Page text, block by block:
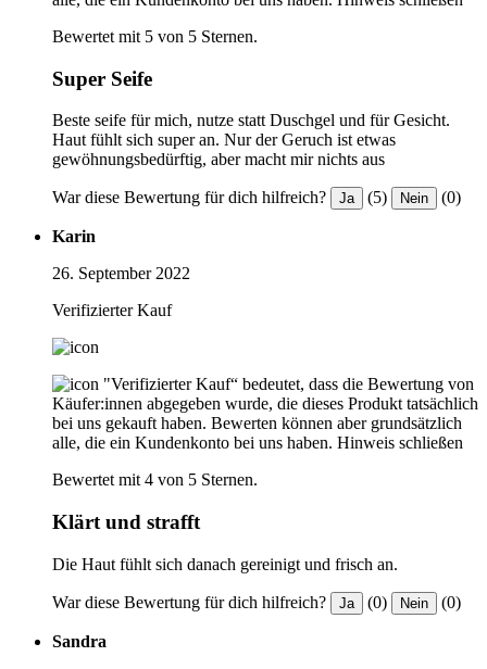
Bewertet mit 5 von 5 Sternen.
Super Seife
Beste seife für mich, nutze statt Duschgel und für Gesicht.
Haut fühlt sich super an. Nur der Geruch ist etwas
gewöhnungsbedürftig, aber macht mir nichts aus
War diese Bewertung für dich hilfreich? Ja (5) Nein (0)
Karin
26. September 2022
Verifizierter Kauf
"Verifizierter Kauf“ bedeutet, dass die Bewertung von
Käufer:innen abgegeben wurde, die dieses Produkt tatsächlich
bei uns gekauft haben. Bewerten können aber grundsätzlich
alle, die ein Kundenkonto bei uns haben. Hinweis schließen
Bewertet mit 4 von 5 Sternen.
Klärt und strafft
Die Haut fühlt sich danach gereinigt und frisch an.
War diese Bewertung für dich hilfreich? Ja (0) Nein (0)
Sandra